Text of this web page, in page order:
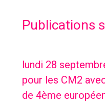
Publications
lundi 28
pour les CM2
de 4ème